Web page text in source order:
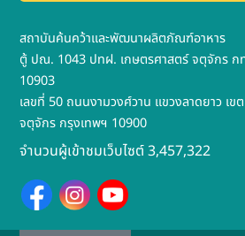
สถาบันค้นคว้าและพัฒนาผลิตภัณฑ์อาหาร
ตู้ ปณ. 1043 ปทฝ. เกษตรศาสตร์ จตุจักร ก
10903
เลขที่ 50 ถนนงามวงศ์วาน แขวงลาดยาว เขต
จตุจักร กรุงเทพฯ 10900
จำนวนผู้เข้าชมเว็บไซต์ 3,457,322